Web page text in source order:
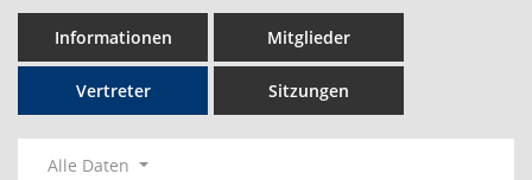
Informationen Mitglieder
Vertreter Sitzungen
Alle Daten